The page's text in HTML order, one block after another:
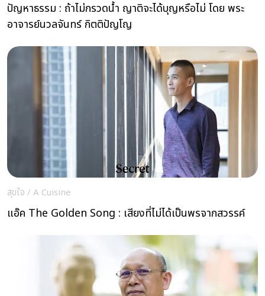
ปัญหาธรรม : ถ้าไม่กรวดน้ำ ญาติจะได้บุญหรือไม่ โดย พระ
อาจารย์นวลจันทร์ กิตติปัญโญ
สุขใจ / A Cuisine
แอ๊ค The Golden Song : เสียงที่ไม่ได้เป็นพรจากสวรรค์